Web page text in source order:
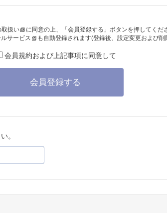
取扱い
に同意の上、「会員登録する」ボタンを押してくだ
サービス も自動登録されます(登録後、設定変更および
会員規約および上記事項に同意して
会員登録する
。